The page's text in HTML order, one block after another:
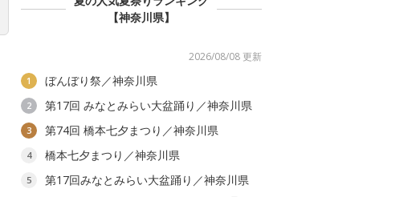
【神奈川県】
2026/08/08 更新
1 ぼんぼり祭／神奈川県
2 第17回 みなとみらい大盆踊り／神奈川県
3 第74回 橋本七夕まつり／神奈川県
4 橋本七夕まつり／神奈川県
5
第17回みなとみらい大盆踊り／神奈川県